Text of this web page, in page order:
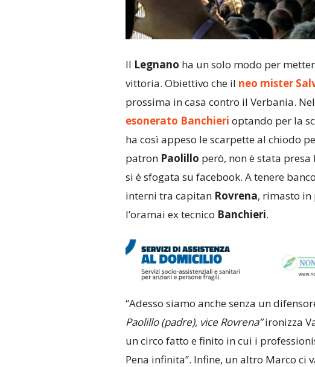
Il Legnano ha un solo modo per
vittoria. Obiettivo che il neo mister
prossima in casa contro il Verbania.
esonerato Banchieri optando per la
ha così appeso le scarpette al chiodo
patron Paolillo però, non è stata
si è sfogata su facebook. A tenere
interni tra capitan Rovrena, rimasto in
l’oramai ex tecnico Banchieri.
“Adesso siamo anche senza un
Paolillo (padre), vice Rovrena”ironizza
un circo fatto e finito in cui i
Pena infinita”. Infine, un altro Marco ci